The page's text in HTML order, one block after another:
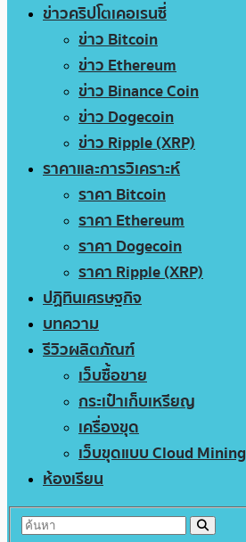
ข่าวคริปโตเคอเรนซี่
ข่าว Bitcoin
ข่าว Ethereum
ข่าว Binance Coin
ข่าว Dogecoin
ข่าว Ripple (XRP)
ราคาและการวิเคราะห์
ราคา Bitcoin
ราคา Ethereum
ราคา Dogecoin
ราคา Ripple (XRP)
ปฏิทินเศรษฐกิจ
บทความ
รีวิวผลิตภัณฑ์
เว็บซื้อขาย
กระเป๋าเก็บเหรียญ
เครื่องขุด
เว็บขุดแบบ Cloud Mining
ห้องเรียน